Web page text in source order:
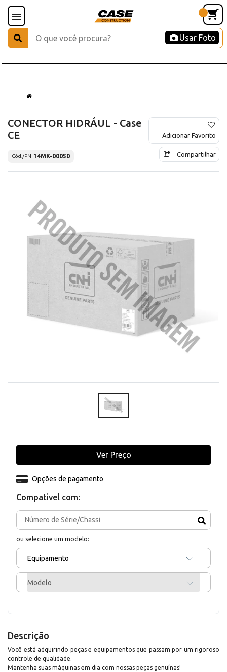
Usar Foto
CONECTOR HIDRÁUL - Case
CE
Cód./PN 14MK-00050
Adicionar Favorito
Compartilhar
Compativel com:
ou selecione um modelo:
Equipamento
Modelo
Opções de pagamento
Ver Preço
Descrição
Você está adquirindo peças e equipamentos que passam por um rigoroso
controle de qualidade.
Mantenha suas máquinas em dia com nossas peças genuínas!